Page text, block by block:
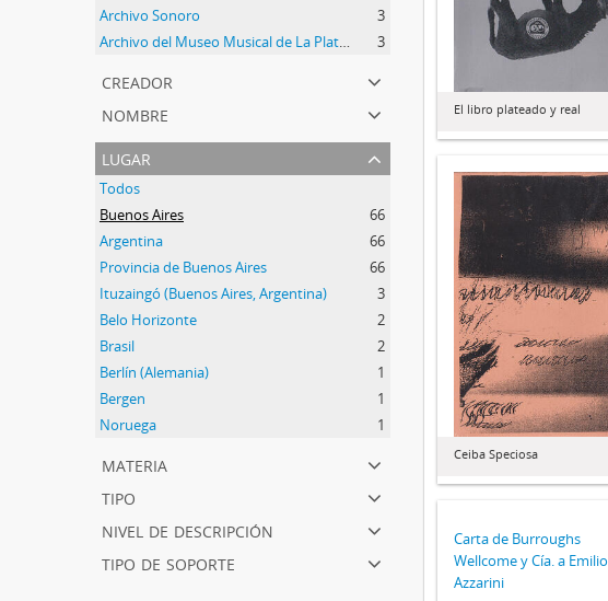
Archivo Sonoro
3
Archivo del Museo Musical de La Plata Dr. Emilio Azzarini
3
creador
nombre
lugar
Todos
Buenos Aires
66
Argentina
66
Provincia de Buenos Aires
66
Ituzaingó (Buenos Aires, Argentina)
3
Belo Horizonte
2
Brasil
2
Berlín (Alemania)
1
Bergen
1
Noruega
1
materia
tipo
nivel de descripción
tipo de soporte
El libro plateado y real
Ceiba Speciosa
Carta de Burroughs
Wellcome y Cía. a Emilio
Azzarini